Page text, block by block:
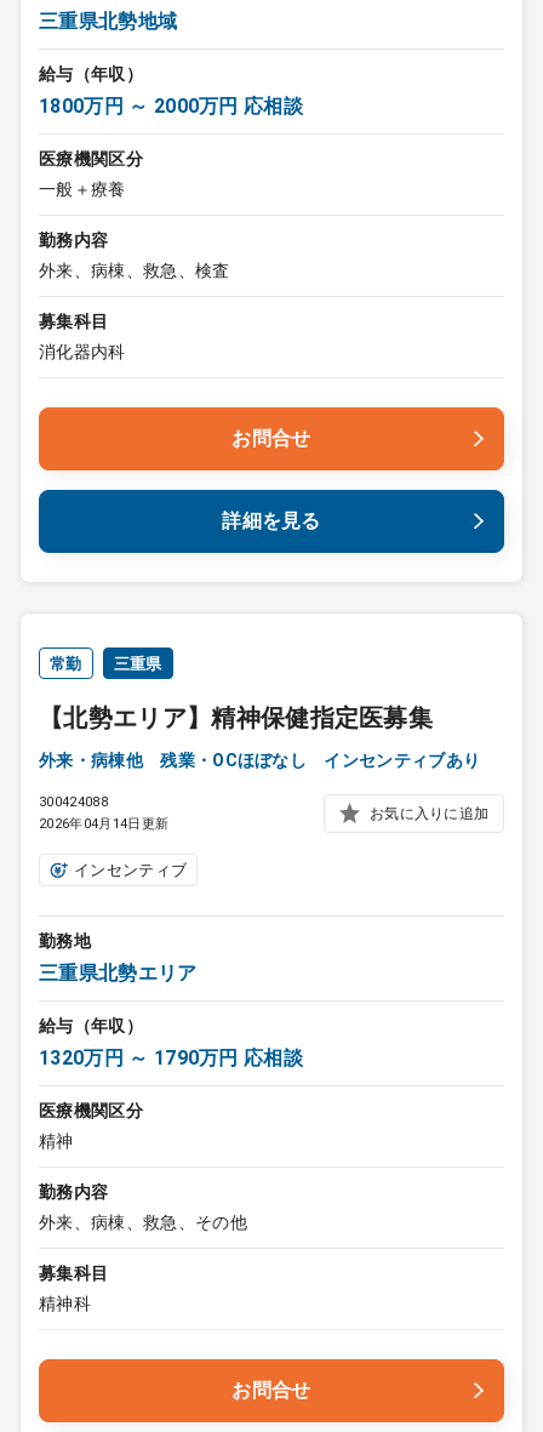
三重県北勢地域
給与（年収）
1800万円 ～ 2000万円 応相談
医療機関区分
一般＋療養
勤務内容
外来、病棟、救急、検査
募集科目
消化器内科
お問合せ
詳細を見る
常勤 三重県
【北勢エリア】精神保健指定医募集
外来・病棟他 残業・OCほぼなし インセンティブあり
300424088
2026年04月14日更新
お気に入りに追加
インセンティブ
勤務地
三重県北勢エリア
給与（年収）
1320万円 ～ 1790万円 応相談
医療機関区分
精神
勤務内容
外来、病棟、救急、その他
募集科目
精神科
お問合せ